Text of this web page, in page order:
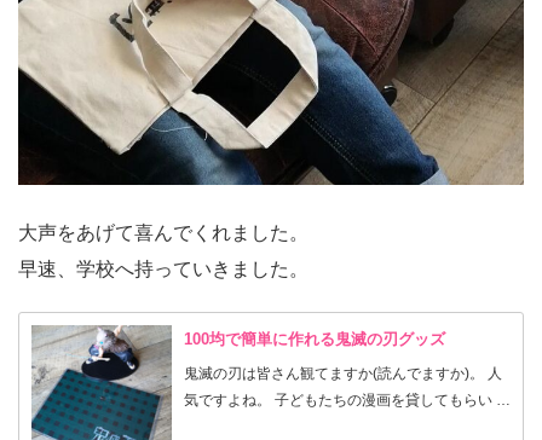
大声をあげて喜んでくれました。
早速、学校へ持っていきました。
100均で簡単に作れる鬼滅の刃グッズ
鬼滅の刃は皆さん観てますか(読んでますか)。 人
気ですよね。 子どもたちの漫画を貸してもらい 最